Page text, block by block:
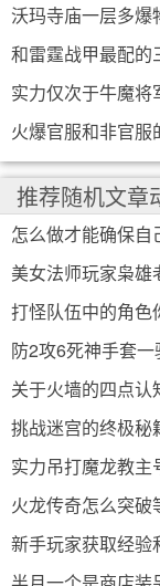
沃玛寺庙一层多
和雷霆战甲最配的
实力仅次于牛魔将
火爆官服和非官服
推荐随机文章
怎么做才能确保自
美女法师玩家枭雄
打怪队伍中的角色
防2攻6死神手套一
关于火墙的四点认
挑战迷宫的终极秘
实力吊打魔龙教
火龙传奇怎么突破
新手玩家获取经验